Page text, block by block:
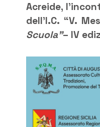
Acreide,
dell’I.C. “V.
Scuola”– IV